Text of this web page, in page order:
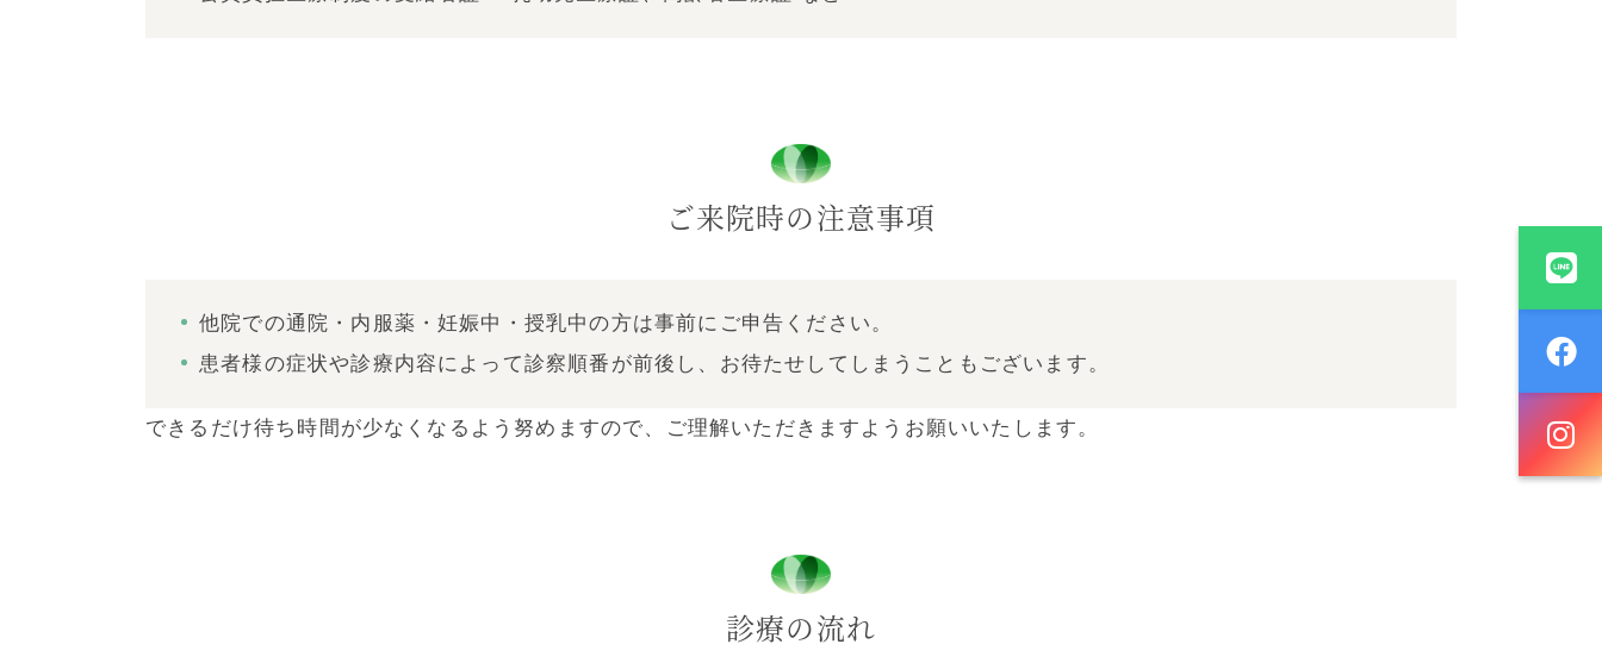
ご来院時の注意事項
他院での通院・内服薬・妊娠中・授乳中の方は事前にご申告ください。
患者様の症状や診療内容によって診察順番が前後し、お待たせしてしまうこともございます。
できるだけ待ち時間が少なくなるよう努めますので、ご理解いただきますようお願いいたします。
診療の流れ